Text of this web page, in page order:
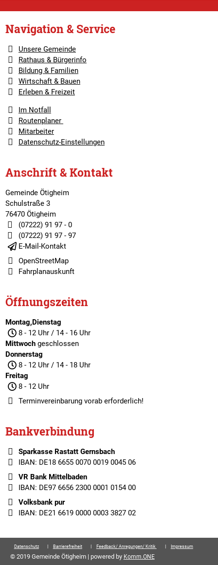
Navigation & Service
Unsere Gemeinde
Rathaus & Bürgerinfo
Bildung & Familien
Wirtschaft & Bauen
Erleben & Freizeit
Im Notfall
Routenplaner
Mitarbeiter
Datenschutz-Einstellungen
Anschrift & Kontakt
Gemeinde Ötigheim
Schulstraße 3
76470 Ötigheim
(07222) 91 97 - 0
(07222) 91 97 - 97
E-Mail-Kontakt
OpenStreetMap
Fahrplanauskunft
Öffnungszeiten
Montag,Dienstag
8 - 12 Uhr / 14 - 16 Uhr
Mittwochgeschlossen
Donnerstag
8 - 12 Uhr / 14 - 18 Uhr
Freitag
8 - 12 Uhr
Terminvereinbarungvorab erforderlich!
Bankverbindung
Sparkasse Rastatt Gernsbach
IBAN: DE18 6655 0070 0019 0045 06
VR Bank Mittelbaden
IBAN: DE97 6656 2300 0001 0154 00
Volksbank pur
IBAN: DE21 6619 0000 0003 3827 02
Datenschutz Barrierefreiheit Feedback/ Anregungen/ Kritik Impressum
© 2019 Gemeinde Ötigheim | powered by Komm.ONE